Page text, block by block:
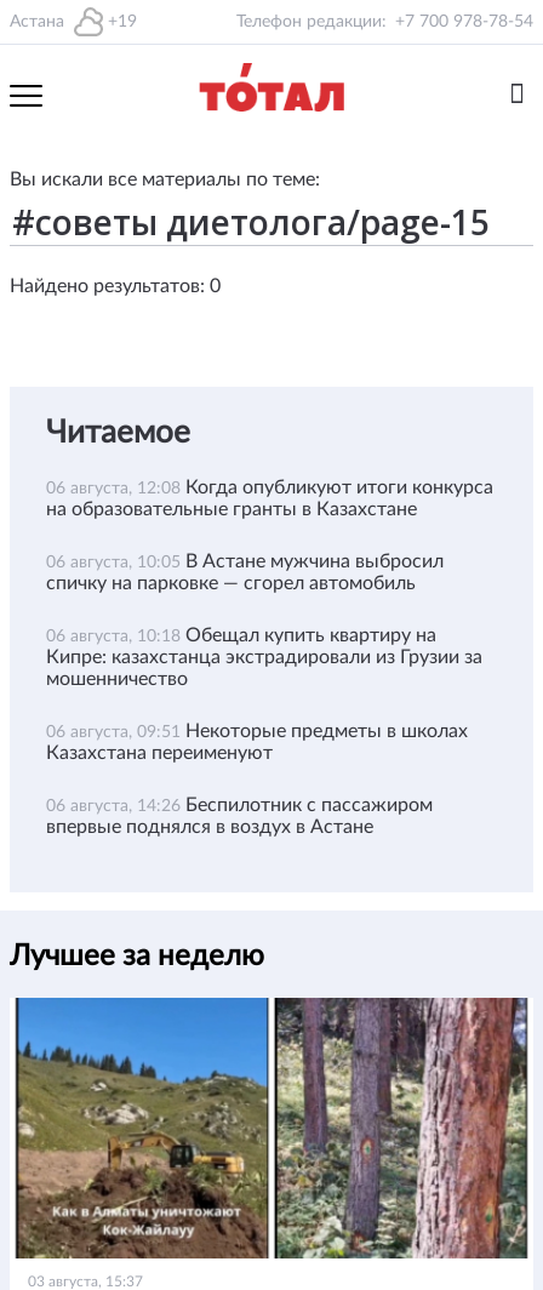
Астана +19 Телефон редакции: +7 700 978-78-54
Вы искали все материалы по теме:
Найдено результатов: 0
Читаемое
06 августа, 12:08 Когда опубликуют итоги конкурса
на образовательные гранты в Казахстане
06 августа, 10:05 В Астане мужчина выбросил
спичку на парковке — сгорел автомобиль
06 августа, 10:18 Обещал купить квартиру на
Кипре: казахстанца экстрадировали из Грузии за
мошенничество
06 августа, 09:51 Некоторые предметы в школах
Казахстана переименуют
06 августа, 14:26 Беспилотник с пассажиром
впервые поднялся в воздух в Астане
Лучшее за неделю
03 августа, 15:37